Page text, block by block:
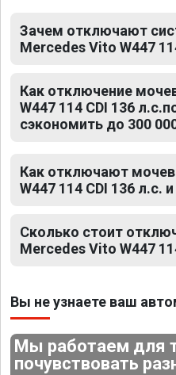
Зачем отключают
Mercedes Vito W447
Как отключение
W447 114 CDI 136
сэкономить до 300
Как отключают
W447 114 CDI 136 л.с.
Сколько стоит
Mercedes Vito W447
Вы не узнаете ваш
Мы работаем для
почувствовать